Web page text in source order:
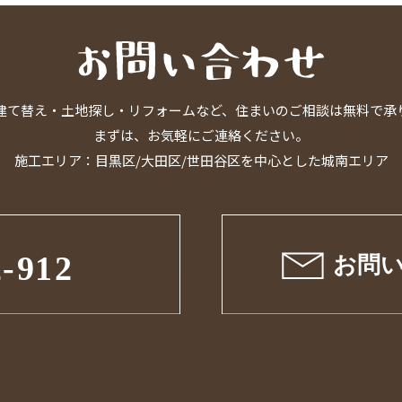
て替え・土地探し・リフォームなど、住まいのご相談は無料で承
まずは、お気軽にご連絡ください。
施工エリア：目黒区/大田区/世田谷区を中心とした城南エリア